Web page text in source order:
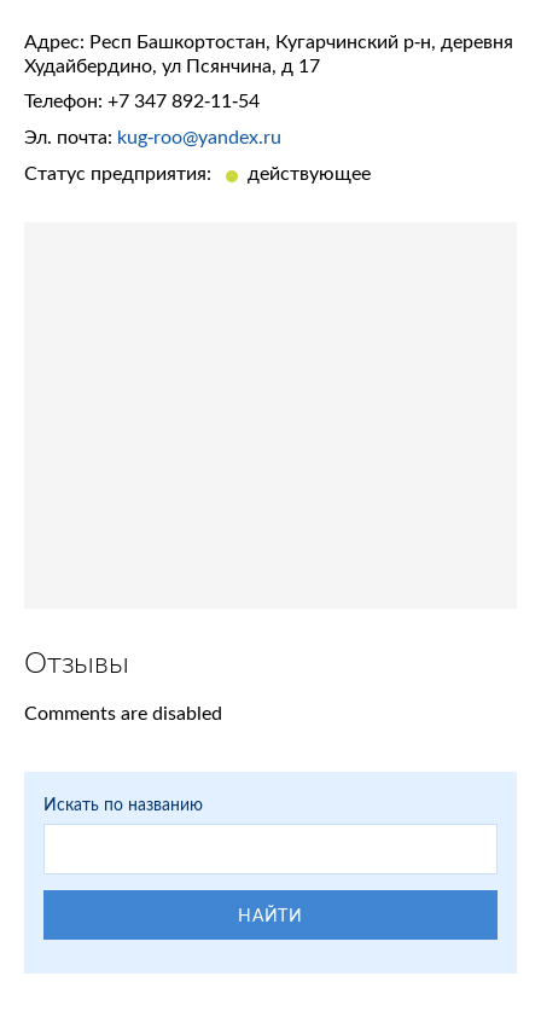
Адрес: Респ Башкортостан, Кугарчинский р-н, деревня
Худайбердино, ул Псянчина, д 17
Телефон: +7 347 892-11-54
Эл. почта: kug-roo@yandex.ru
Статус предприятия:
действующее
Отзывы
Comments are disabled
Искать по названию
НАЙТИ